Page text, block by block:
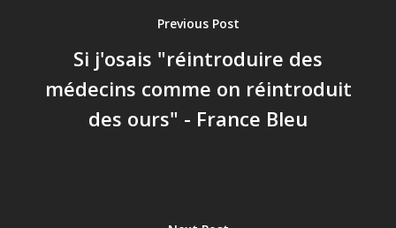
Previous Post
Si j'osais "réintroduire des
médecins comme on réintroduit
des ours" - France Bleu